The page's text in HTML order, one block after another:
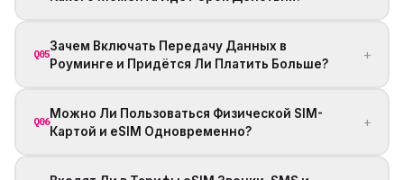
Q05
Зачем Включать Передачу Данных в
Роуминге и Придётся Ли Платить Больше?
+
Q06
Можно Ли Пользоваться Физической SIM-
Картой и eSIM Одновременно?
+